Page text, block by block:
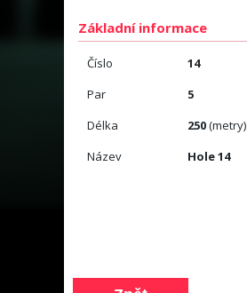
Základní informace
Číslo
14
Par
5
Délka
250(metry)
Název
Hole 14